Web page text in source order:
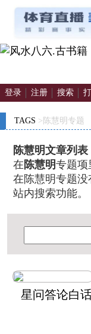
登录 注册 搜索
TAGS >陈慧明专题
陈慧明文章列表
在 陈慧明专题项
在陈慧明专题
站内搜索功能。
星问答论白